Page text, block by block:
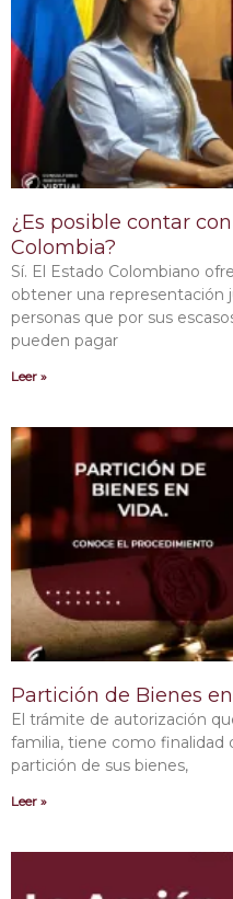
¿Es posible contar
Colombia?
Sí. El Estado Colombiano
obtener una representación
personas que por sus
pueden pagar
Leer »
Partición de Bienes
El trámite de autorización
familia, tiene como finalidad
partición de sus bienes,
Leer »